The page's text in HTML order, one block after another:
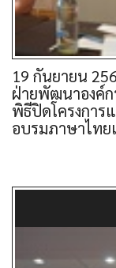
19 กันยายน
ฝ่ายพัฒนาองค์ก
พิธีปิดโครงการ
อบรมภาษาไทย